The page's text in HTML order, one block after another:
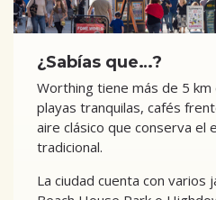
¿Sabías que…?
Worthing tiene más de 5
playas tranquilas, cafés
aire clásico que conserva el
tradicional.
La ciudad cuenta con varios